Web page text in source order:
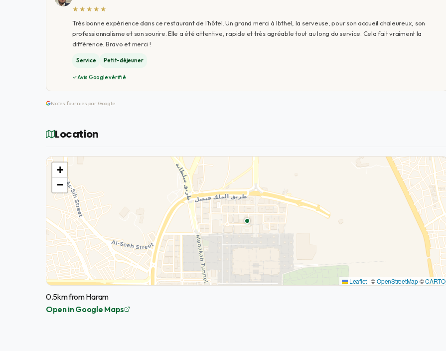
★★★★★
Très bonne expérience dans ce restaurant de l’hôtel. Un grand merci à Ibthel, la serveuse, pour son accueil chaleureux, son
professionnalisme et son sourire. Elle a été attentive, rapide et très agréable tout au long du service. Cela fait vraiment la
différence. Bravo et merci !
Service Petit-déjeuner
Avis Google vérifié
Notes fournies par Google
Location
+
−
Leaflet |©OpenStreetMap©CARTO
0.5km from Haram
Open in Google Maps